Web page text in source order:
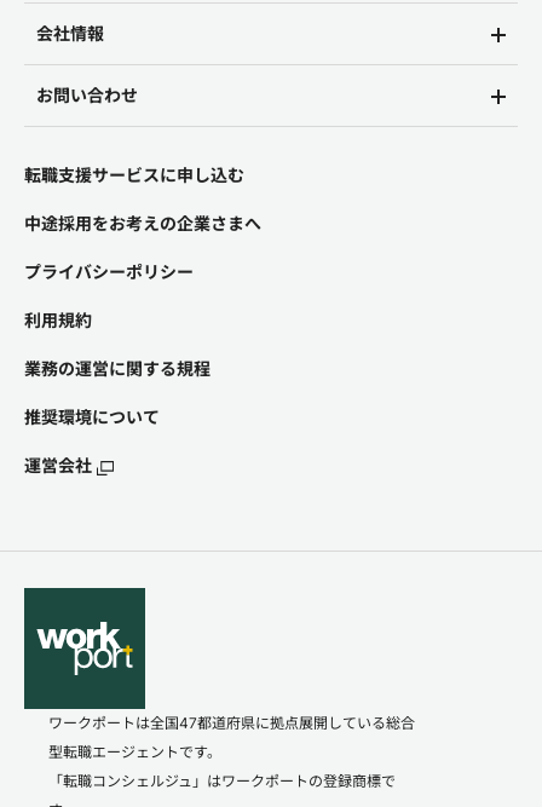
会社情報
お問い合わせ
転職支援サービスに申し込む
中途採用をお考えの企業さまへ
プライバシーポリシー
利用規約
業務の運営に関する規程
推奨環境について
運営会社
ワークポートは全国47都道府県に拠点展開している総合
型転職エージェントです。
「転職コンシェルジュ」はワークポートの登録商標で